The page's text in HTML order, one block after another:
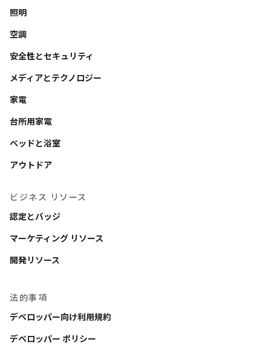
照明
空調
安全性とセキュリティ
メディアとテクノロジー
家電
台所用家電
ベッドと浴室
アウトドア
ビジネス リソース
認定とバッジ
マーケティング リソース
開発リソース
法的事項
デベロッパー向け利用規約
デベロッパー ポリシー